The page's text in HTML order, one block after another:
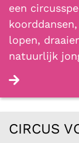
een
lopen,
natuurlijk
Lees verder
CIRCUS